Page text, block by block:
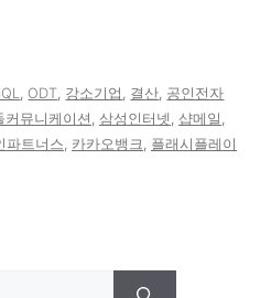
, ODT, 강소기업 , 결산, 공인전자
커뮤니케이션 , 삼성인터넷 , 샵메일 ,
파트너스, 카카오뱅크, 플래시플레이